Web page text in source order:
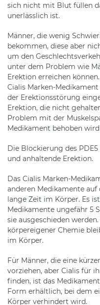
sich nicht mit Blut füllen
unerlässlich ist.
Männer, die wenig
bekommen, diese aber
um den
unter dem Problem wie
Erektion erreichen
Cialis Marken-
der Erektionsstörung
Erektion, die nicht
Problem mit der
Medikament behoben
Die Blockierung des
und anhaltende Erektion.
Das Cialis Marken-
anderen Medikamente
lange Zeit im Körper. Es
Medikamente ungefähr 5
sie ausgeschieden
körpereigener Chemie
im Körper.
Für Männer, die eine
vorziehen, aber Cialis für
finden, ist das
Form erhältlich, bei dem
Körper verhindert wird.